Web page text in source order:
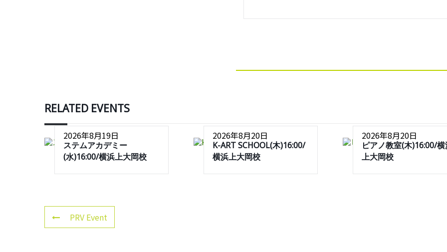
RELATED EVENTS
2026年8月19日
ステムアカデミー
(水)16:00/横浜上大岡校
2026年8月20日
K-ART SCHOOL(木)16:00/
横浜上大岡校
2026年8月20日
ピアノ教室(木)16:00/
上大岡校
PRV Event